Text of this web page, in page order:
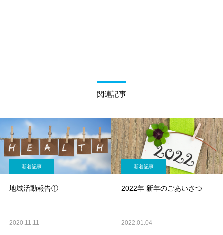
関連記事
新着記事
地域活動報告①
2020.11.11
新着記事
2022年 新年のごあいさつ
2022.01.04